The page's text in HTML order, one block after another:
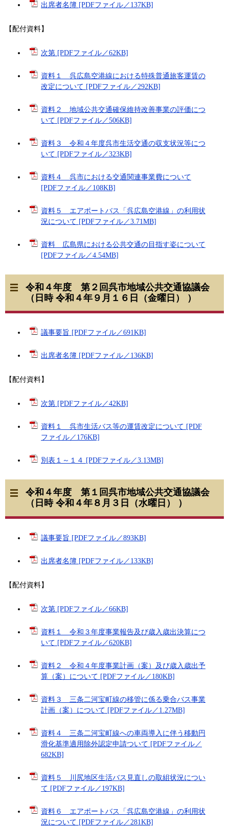
出席者名簿 [PDFファイル／137KB]
【配付資料】
次第 [PDFファイル／62KB]
資料１ 呉広島空港線における特殊普通旅客運賃の
改定について [PDFファイル／292KB]
資料２ 地域公共交通確保維持改善事業の評価につ
いて [PDFファイル／506KB]
資料３ 令和４年度呉市生活交通の収支状況等につ
いて [PDFファイル／323KB]
資料４ 呉市における交通関連事業費について
[PDFファイル／108KB]
資料５ エアポートバス「呉広島空港線」の利用状
況について [PDFファイル／3.71MB]
資料 広島県における公共交通の目指す姿について
[PDFファイル／4.54MB]
令和４年度 第２回呉市地域公共交通協議会
（日時 令和４年９月１６日（金曜日） ）
議事要旨 [PDFファイル／691KB]
出席者名簿 [PDFファイル／136KB]
【配付資料】
次第 [PDFファイル／42KB]
資料１ 呉市生活バス等の運賃改定について [PDF
ファイル／176KB]
別表１～１４ [PDFファイル／3.13MB]
令和４年度 第１回呉市地域公共交通協議会
（日時 令和４年８月３日（水曜日） ）
議事要旨 [PDFファイル／893KB]
出席者名簿 [PDFファイル／133KB]
【配付資料】
次第 [PDFファイル／66KB]
資料１ 令和３年度事業報告及び歳入歳出決算につ
いて [PDFファイル／620KB]
資料２ 令和４年度事業計画（案）及び歳入歳出予
算（案）について [PDFファイル／180KB]
資料３ 三条二河宝町線の移管に係る乗合バス事業
計画（案）について [PDFファイル／1.27MB]
資料４ 三条二河宝町線への車両導入に伴う移動円
滑化基準適用除外認定申請ついて [PDFファイル／
682KB]
資料５ 川尻地区生活バス見直しの取組状況につい
て [PDFファイル／197KB]
資料６ エアポートバス「呉広島空港線」の利用状
況について [PDFファイル／281KB]